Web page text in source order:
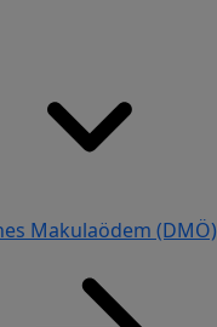
Makulaödem (DMÖ)